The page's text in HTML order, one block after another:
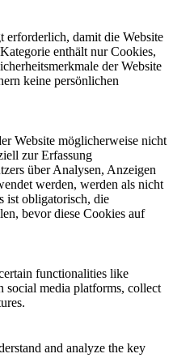
erforderlich, damit die Website
enthält nur Cookies,
der Website
keine persönlichen
Website möglicherweise nicht
zur Erfassung
über Analysen, Anzeigen
werden, werden als nicht
ist obligatorisch, die
bevor diese Cookies auf
functionalities like
social media platforms, collect
and analyze the key